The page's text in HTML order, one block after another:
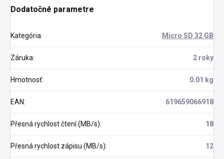
Dodatočné parametre
Kategória: Micro SD 32 GB
Záruka: 2 roky
Hmotnosť: 0.01 kg
EAN: 619659066918
Přesná rychlost čtení (MB/s): 18
Přesná rychlost zápisu (MB/s): 12